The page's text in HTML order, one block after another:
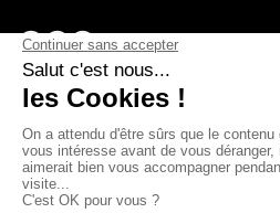
Page Facebook de Kollectif
Page Instagram de Kollectif
Page Linkedin de Kollectif